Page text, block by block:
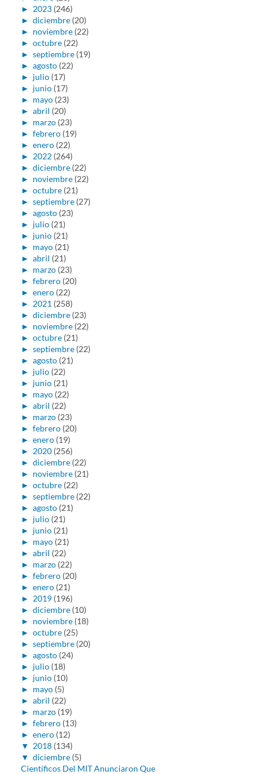
► 2023 (246)
► diciembre (20)
► noviembre (22)
► octubre (22)
► septiembre (19)
► agosto (22)
► julio (17)
► junio (17)
► mayo (23)
► abril (20)
► marzo (23)
► febrero (19)
► enero (22)
► 2022 (264)
► diciembre (22)
► noviembre (22)
► octubre (21)
► septiembre (27)
► agosto (23)
► julio (21)
► junio (21)
► mayo (21)
► abril (21)
► marzo (23)
► febrero (20)
► enero (22)
► 2021 (258)
► diciembre (23)
► noviembre (22)
► octubre (21)
► septiembre (22)
► agosto (21)
► julio (22)
► junio (21)
► mayo (22)
► abril (22)
► marzo (23)
► febrero (20)
► enero (19)
► 2020 (256)
► diciembre (22)
► noviembre (21)
► octubre (22)
► septiembre (22)
► agosto (21)
► julio (21)
► junio (21)
► mayo (21)
► abril (22)
► marzo (22)
► febrero (20)
► enero (21)
► 2019 (196)
► diciembre (10)
► noviembre (18)
► octubre (25)
► septiembre (20)
► agosto (24)
► julio (18)
► junio (10)
► mayo (5)
► abril (22)
► marzo (19)
► febrero (13)
► enero (12)
▼ 2018 (134)
▼ diciembre (5)
Científicos Del MIT Anunciaron Que